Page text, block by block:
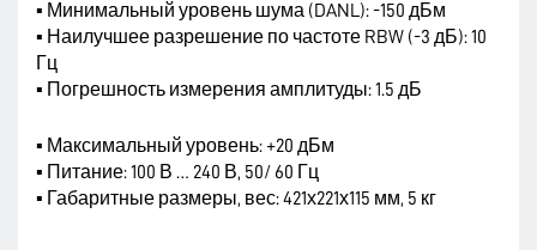
▪ Минимальный уровень шума (DANL): -150 дБм
▪ Наилучшее разрешение по частоте RBW (-3 дБ): 10
Гц
▪ Погрешность измерения амплитуды: 1.5 дБ
▪ Максимальный уровень: +20 дБм
▪ Питание: 100 В … 240 В, 50/ 60 Гц
▪ Габаритные размеры, вес: 421х221х115 мм, 5 кг